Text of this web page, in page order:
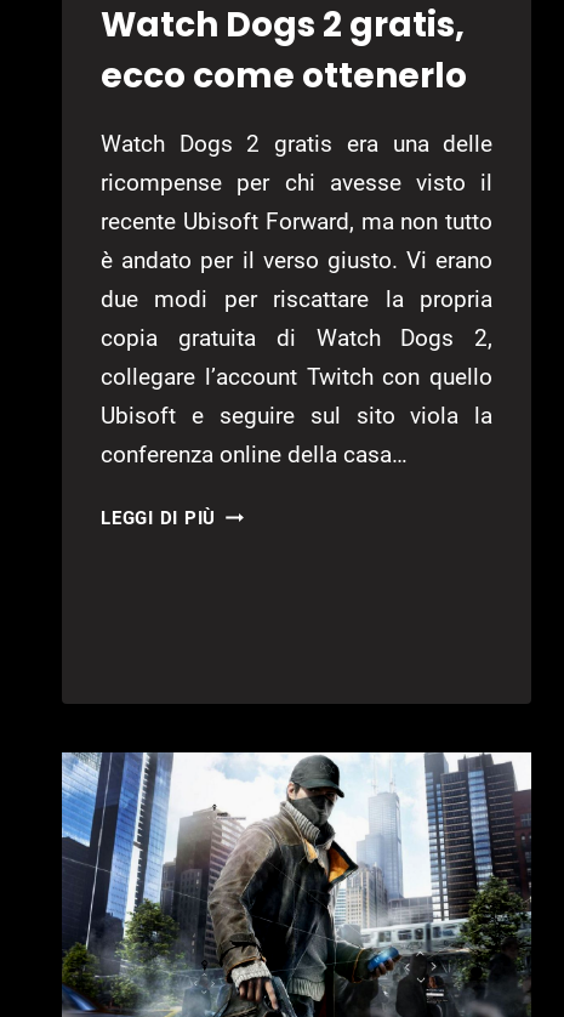
Watch Dogs 2 gratis,
ecco come ottenerlo
Watch Dogs 2 gratis era una delle
ricompense per chi avesse visto il
recente Ubisoft Forward, ma non tutto
è andato per il verso giusto. Vi erano
due modi per riscattare la propria
copia gratuita di Watch Dogs 2,
collegare l’account Twitch con quello
Ubisoft e seguire sul sito viola la
conferenza online della casa…
LEGGI DI PIÙ WATCH